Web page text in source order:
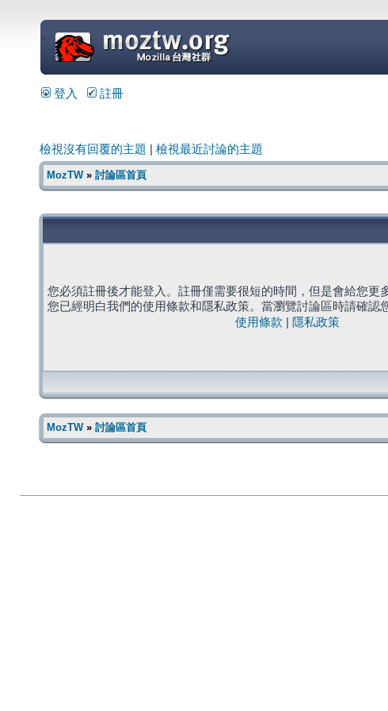
=
登入 註冊
檢視沒有回覆的主題 檢視最近討論的主題
MozTW» 討論區首頁
您必須註冊後才能登入。註冊僅需要很短的時間，但是會給您更
您已經明白我們的使用條款和隱私政策。當瀏覽討論區時請確認
使用條款
隱私政策
MozTW» 討論區首頁